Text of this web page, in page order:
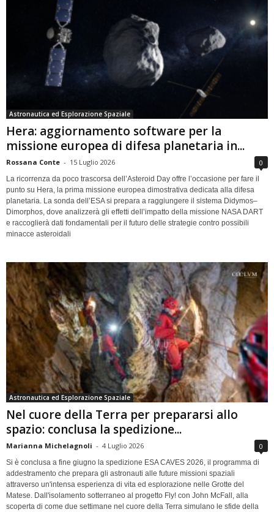
Astronautica ed Esplorazione Spaziale
Hera: aggiornamento software per la
missione europea di difesa planetaria in...
Rossana Conte - 15 Luglio 2026 0
La ricorrenza da poco trascorsa dell’Asteroid Day offre l’occasione per fare il
punto su Hera, la prima missione europea dimostrativa dedicata alla difesa
planetaria. La sonda dell’ESA si prepara a raggiungere il sistema Didymos–
Dimorphos, dove analizzerà gli effetti dell’impatto della missione NASA DART
e raccoglierà dati fondamentali per il futuro delle strategie contro possibili
minacce asteroidali
Astronautica ed Esplorazione Spaziale
Nel cuore della Terra per prepararsi allo
spazio: conclusa la spedizione...
Marianna Michelagnoli - 4 Luglio 2026 0
Si è conclusa a fine giugno la spedizione ESA CAVES 2026, il programma di
addestramento che prepara gli astronauti alle future missioni spaziali
attraverso un'intensa esperienza di vita ed esplorazione nelle Grotte del
Matese. Dall'isolamento sotterraneo al progetto Fly! con John McFall, alla
scoperta di come due settimane nel cuore della Terra simulano le sfide della